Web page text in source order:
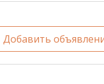
Добавить